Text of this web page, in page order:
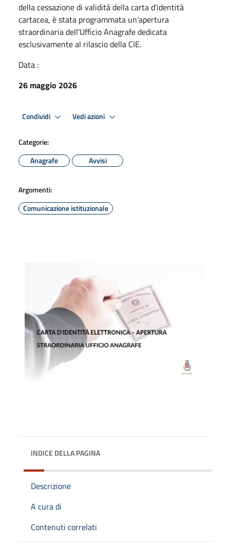
della cessazione di validità della carta d’identità
cartacea, è stata programmata un’apertura
straordinaria dell’Ufficio Anagrafe dedicata
esclusivamente al rilascio della CIE.
Data :
26 maggio 2026
Condividi Vedi azioni
Categorie:
Anagrafe
Avvisi
Argomenti:
Comunicazione istituzionale
INDICE DELLA PAGINA
Descrizione
A cura di
Contenuti correlati